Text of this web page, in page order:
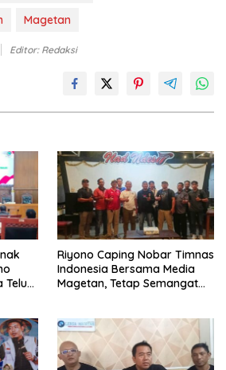
Magetan
Editor: Redaksi
Telur
Riyono Caping Nobar Timnas
Indonesia Bersama Media
Magetan, Tetap Semangat